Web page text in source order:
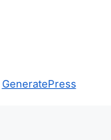
GeneratePress